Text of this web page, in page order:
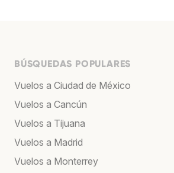
BÚSQUEDAS POPULARES
Vuelos a Ciudad de México
Vuelos a Cancún
Vuelos a Tijuana
Vuelos a Madrid
Vuelos a Monterrey